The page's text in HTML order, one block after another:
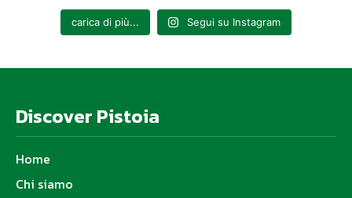
carica di più... Segui su Instagram
Discover Pistoia
Home
Chi siamo